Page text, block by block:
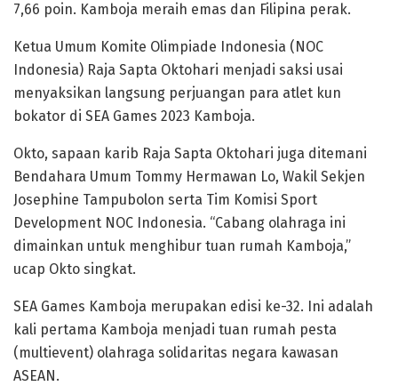
7,66 poin. Kamboja meraih emas dan Filipina perak.
Ketua Umum Komite Olimpiade Indonesia (NOC
Indonesia) Raja Sapta Oktohari menjadi saksi usai
menyaksikan langsung perjuangan para atlet kun
bokator di SEA Games 2023 Kamboja.
Okto, sapaan karib Raja Sapta Oktohari juga ditemani
Bendahara Umum Tommy Hermawan Lo, Wakil Sekjen
Josephine Tampubolon serta Tim Komisi Sport
Development NOC Indonesia. “Cabang olahraga ini
dimainkan untuk menghibur tuan rumah Kamboja,”
ucap Okto singkat.
SEA Games Kamboja merupakan edisi ke-32. Ini adalah
kali pertama Kamboja menjadi tuan rumah pesta
(multievent) olahraga solidaritas negara kawasan
ASEAN.